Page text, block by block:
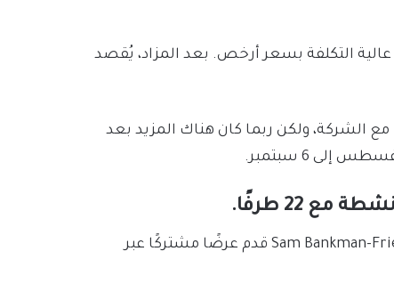
التكلفة بسعر أرخص. بعد المزاد، يُقصد
معنيًا قد تواصلوا مع الشركة، ولكن ربما كان هناك المزيد بعد
22 طرفًا.
لم يكشف المقرض عن الأطراف التي أبدت اهتمامًا، لكن Sam Bankman-Fried قدم عرضًا مشتركًا عبر